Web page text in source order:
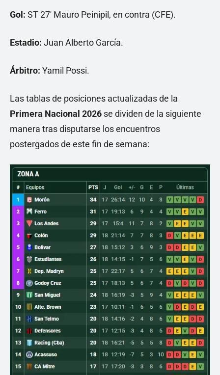
Gol: ST 27' Mauro Peinipil, en contra (CFE).
Estadio: Juan Alberto García.
Árbitro: Yamil Possi.
Las tablas de posiciones actualizadas de la
Primera Nacional 2026 se dividen de la siguiente
manera tras disputarse los encuentros
postergados de este fin de semana: